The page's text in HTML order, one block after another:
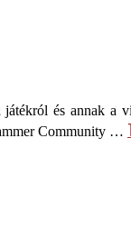
és annak a
Community …